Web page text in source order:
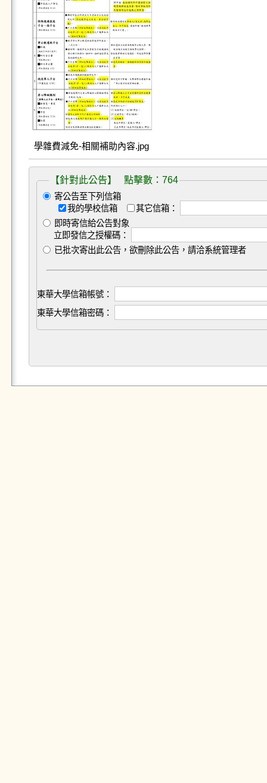
學雜費減免-相關補助內容.jpg
【針對此公告】 點擊數：764
寄公告至下列信箱
我的學校信箱
其它信箱：
即時寄信給公告對象
立即發信之授權碼：
已批次寄出此公告，欲刪除此公告，請洽系統管理者
東華大學信箱帳號：
東華大學信箱密碼：